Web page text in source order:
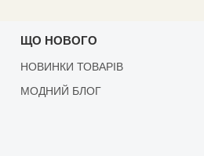
ЩО НОВОГО
НОВИНКИ ТОВАРІВ
МОДНИЙ БЛОГ